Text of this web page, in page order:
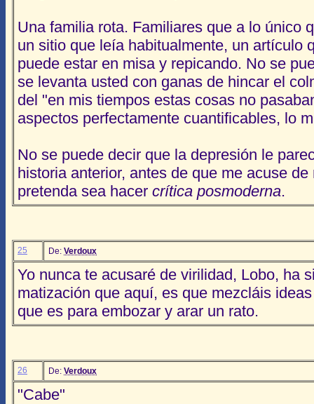
Una familia rota. Familiares que a lo único
un sitio que leía habitualmente, un artículo
puede estar en misa y repicando. No se
se levanta usted con ganas de hincar el
del "en mis tiempos estas cosas no
aspectos perfectamente cuantificables, lo
No se puede decir que la depresión le
historia anterior, antes de que me acuse
pretenda sea hacer crítica posmoderna.
25 De: Verdoux
Yo nunca te acusaré de virilidad, Lobo, ha
matización que aquí, es que mezcláis
que es para embozar y arar un rato.
26 De: Verdoux
"Cabe"